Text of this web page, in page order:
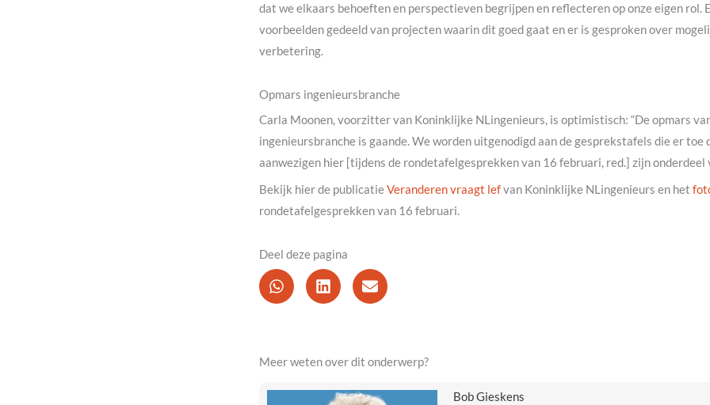
dat we elkaars behoeften en perspectieven begrijpen en reflecteren op onze eigen rol.
voorbeelden gedeeld van projecten waarin dit goed gaat en er is gesproken over
verbetering.
Opmars ingenieursbranche
Carla Moonen, voorzitter van Koninklijke NLingenieurs, is optimistisch: “De opmars
ingenieursbranche is gaande. We worden uitgenodigd aan de gesprekstafels die er toe
aanwezigen hier [tijdens de rondetafelgesprekken van 16 februari, red.] zijn onderdeel
Bekijk hier de publicatieVeranderen vraagt lefvan Koninklijke NLingenieurs en het
rondetafelgesprekken van 16 februari.
Deel deze pagina
Meer weten over dit onderwerp?
Bob Gieskens